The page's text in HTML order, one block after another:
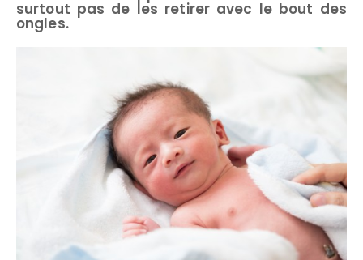
surtout pas de les retirer avec le bout des
ongles.